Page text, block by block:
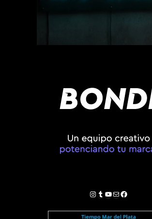
Instagram
Tumblr
YouTube
Correo electrónico
Facebook